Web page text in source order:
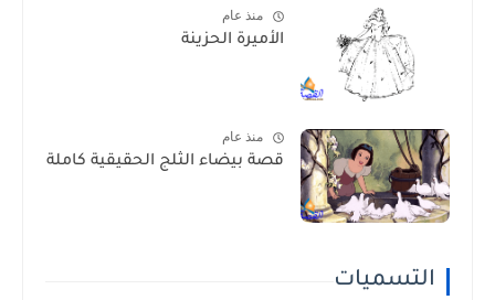
منذ عام
الأميرة الحزينة
منذ عام
قصة بيضاء الثلج الحقيقية كاملة
التسميات